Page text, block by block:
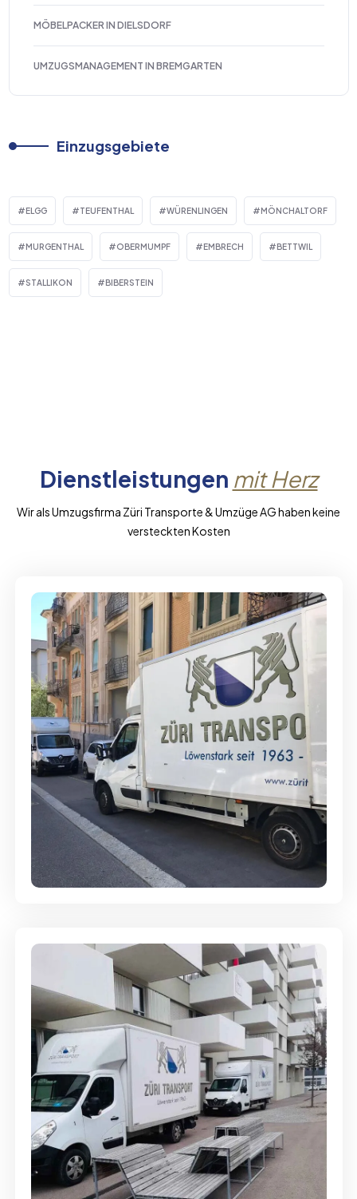
MÖBELPACKER IN DIELSDORF
UMZUGSMANAGEMENT IN BREMGARTEN
Einzugsgebiete
ELGG TEUFENTHAL WÜRENLINGEN MÖNCHALTORF
MURGENTHAL OBERMUMPF EMBRECH BETTWIL
STALLIKON BIBERSTEIN
Dienstleistungen mit Herz
Wir als Umzugsfirma Züri Transporte & Umzüge AG haben keine
versteckten Kosten
Full-Service - Für Privatumzüge
Umzugsreinigung - mit